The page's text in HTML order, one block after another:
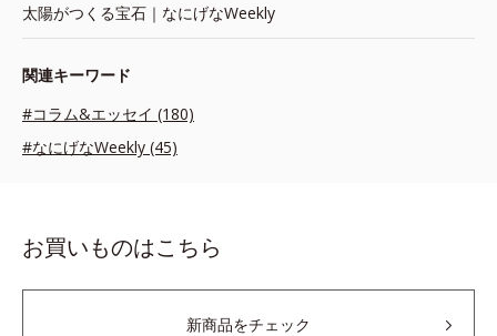
太陽がつくる宝石｜なにげなWeekly
関連キーワード
#コラム&エッセイ (180)
#なにげなWeekly (45)
お買いものはこちら
新商品をチェック